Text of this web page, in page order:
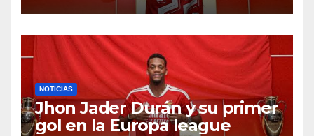
NOTICIAS
Jhon Jader Durán y su primer
gol en la Europa league